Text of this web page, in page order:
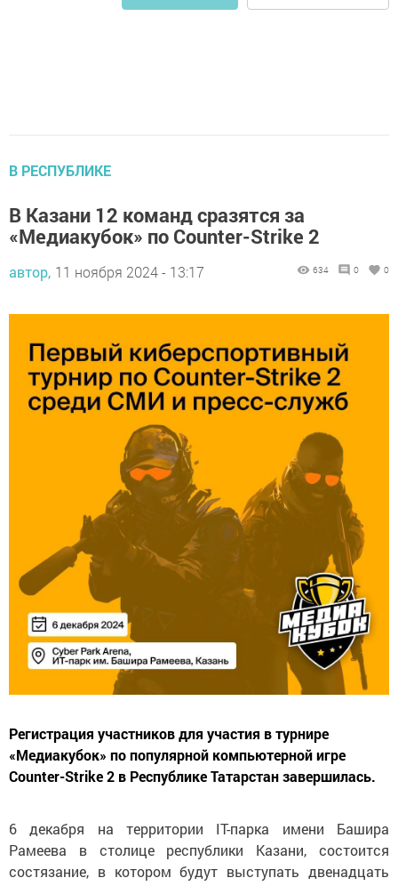
В РЕСПУБЛИКЕ
В Казани 12 команд сразятся за
«Медиакубок» по Counter-Strike 2
автор, 11 ноября 2024 - 13:17 634 0 0
Регистрация участников для участия в турнире
«Медиакубок» по популярной компьютерной игре
Counter-Strike 2 в Республике Татарстан завершилась.
6 декабря на территории IT-парка имени Башира
Рамеева в столице республики Казани, состоится
состязание, в котором будут выступать двенадцать